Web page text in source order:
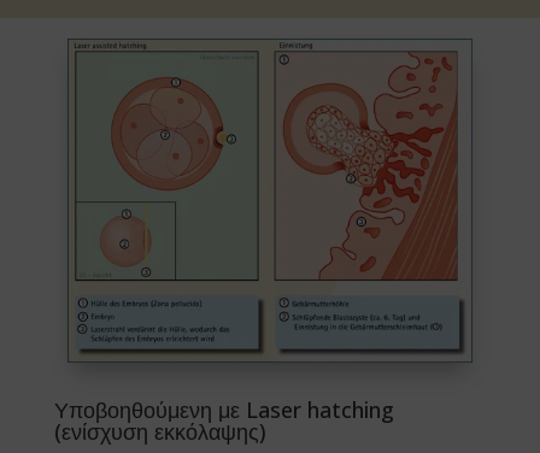
Υποβοηθούμενη με Laser hatching
(ενίσχυση εκκόλαψης)